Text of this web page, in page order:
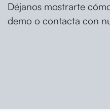
Déjanos mostrarte
demo o contacta con